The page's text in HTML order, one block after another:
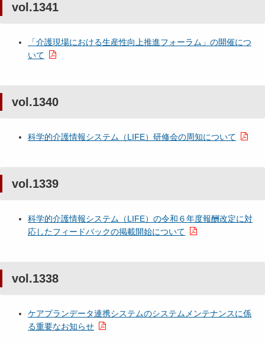
vol.1341
「介護現場における生産性向上推進フォーラム」の開催につ
いて
vol.1340
科学的介護情報システム（LIFE）研修会の周知について
vol.1339
科学的介護情報システム（LIFE）の令和６年度報酬改定に対
応したフィードバックの掲載開始について
vol.1338
ケアプランデータ連携システムのシステムメンテナンスに係
る重要なお知らせ